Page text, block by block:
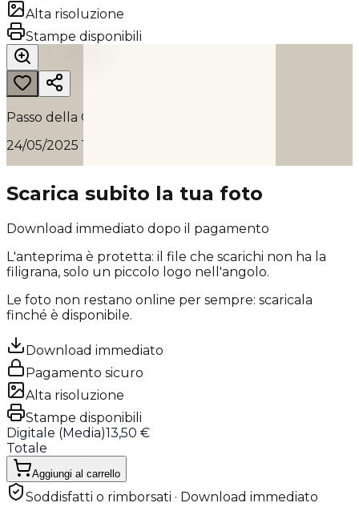
Alta risoluzione
Stampe disponibili
Passo della Cisa
24/05/2025 15:51
Scarica subito la tua foto
Download immediato dopo il pagamento
L'anteprima è protetta: il file che scarichi non ha la
filigrana, solo un piccolo logo nell'angolo.
Le foto non restano online per sempre: scaricala
finché è disponibile.
Download immediato
Pagamento sicuro
Alta risoluzione
Stampe disponibili
Digitale (Media)13,50 €
Totale
Aggiungi al carrello
Soddisfatti o rimborsati · Download immediato